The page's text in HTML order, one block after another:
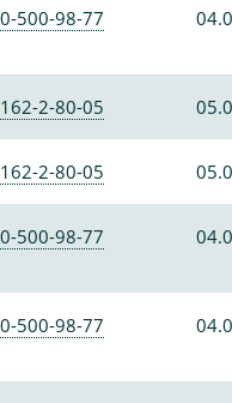
500-98-77
2-80-05
2-80-05
500-98-77
500-98-77